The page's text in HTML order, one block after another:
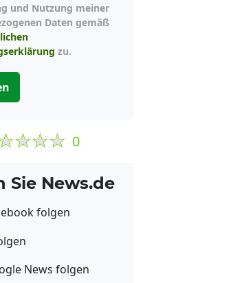
und Nutzung meiner
Daten gemäß
zu.
0
Sie News.de
folgen
News folgen